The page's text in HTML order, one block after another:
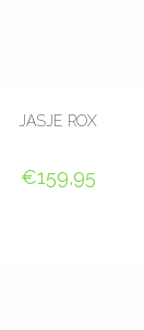
JASJE ROX
€159,95